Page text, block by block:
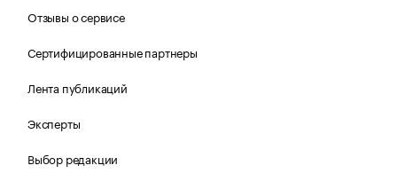
Отзывы о сервисе
Сертифицированные партнеры
Лента публикаций
Эксперты
Выбор редакции